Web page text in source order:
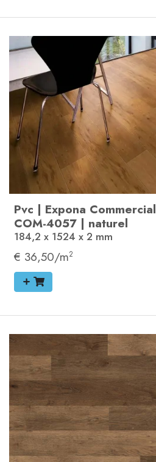
Pvc | Expona Commercial
COM-4057 | naturel
184,2 x 1524 x 2 mm
€ 36,50/m2